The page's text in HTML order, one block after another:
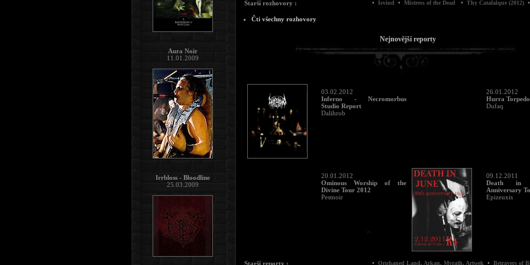
Starší rozhovory : Isvind•Mistress of the Dead•Thy Catafalque (2012)•
Čti všechny rozhovory
Nejnovější reporty
03.02.2012
Inferno - Necromorbus
Studio Report
Dalihrob
26.01.2012
Hurra Torpedo
Dufaq
20.01.2012
Ominous Worship of the
Divine Tour 2012
Pestnoir
09.12.2011
Death in
Anniversary
Epizeuxis
Starší reporty : Orphaned Land, Arkan, Myrath, Artwek•Betrayers of Blood
Aura Noir
11.01.2009
Irrbloss - Bloodline
25.03.2009